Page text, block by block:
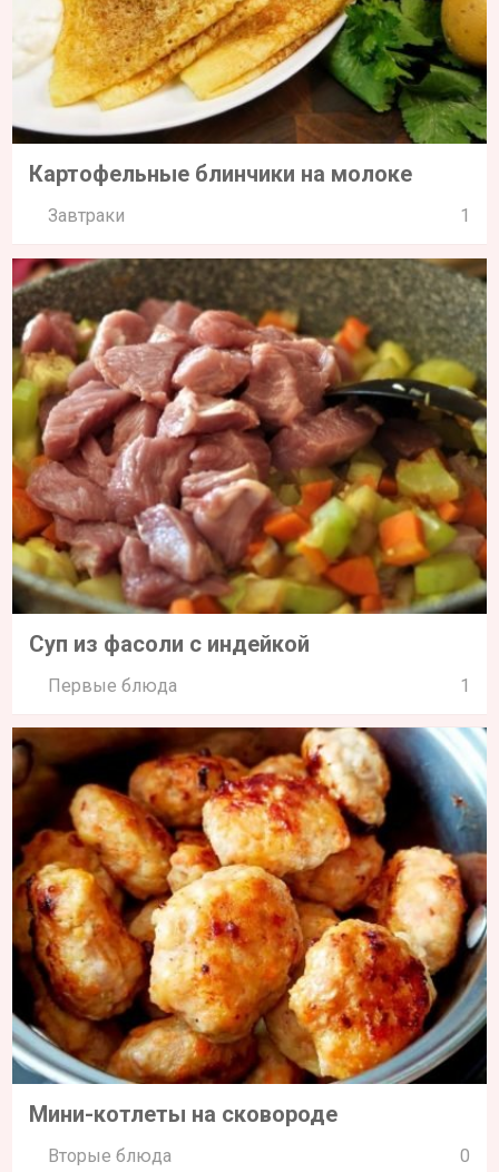
Картофельные блинчики на молоке
Завтраки 1
Суп из фасоли с индейкой
Первые блюда 1
Мини-котлеты на сковороде
Вторые блюда 0